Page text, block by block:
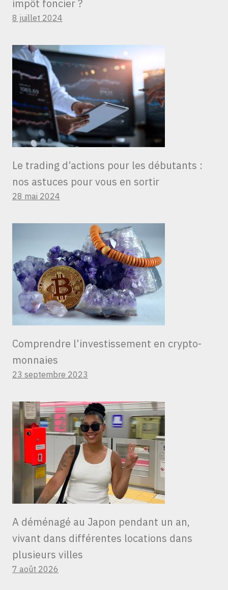
impôt foncier ?
8 juillet 2024
Le trading d’actions pour les débutants :
nos astuces pour vous en sortir
28 mai 2024
Comprendre l’investissement en crypto-
monnaies
23 septembre 2023
A déménagé au Japon pendant un an,
vivant dans différentes locations dans
plusieurs villes
7 août 2026